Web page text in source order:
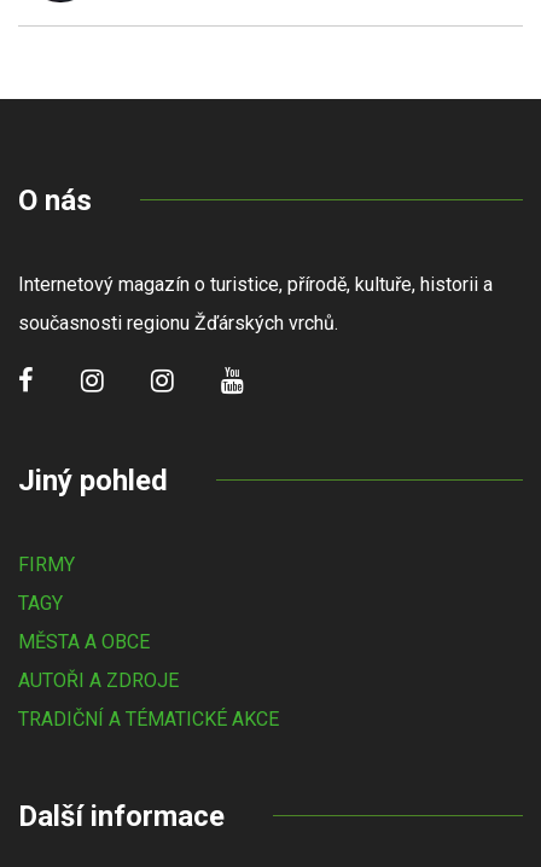
O nás
Internetový magazín o turistice, přírodě, kultuře, historii a
současnosti regionu Žďárských vrchů.
Jiný pohled
FIRMY
TAGY
MĚSTA A OBCE
AUTOŘI A ZDROJE
TRADIČNÍ A TÉMATICKÉ AKCE
Další informace